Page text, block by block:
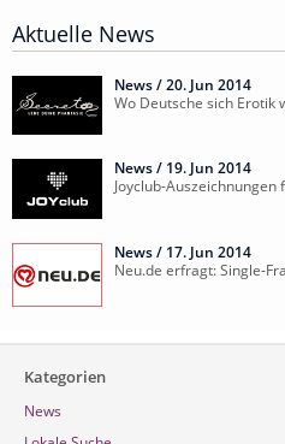
Aktuelle News
News /20. Jun 2014
Wo Deutsche sich Erotik
News / 19. Jun 2014
Joyclub-Auszeichnungen
News / 17. Jun 2014
Neu.de erfragt: Single-
Kategorien
News